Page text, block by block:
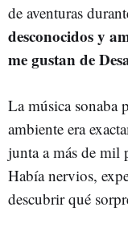
de aventuras
desconocidos y
me gustan de
La música sonaba
ambiente era
junta a más de mil
Había nervios,
descubrir qué